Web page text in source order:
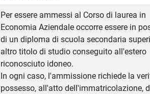
Per essere ammessi al Corso di laurea in
Economia Aziendale occorre essere in
di un diploma di scuola secondaria
altro titolo di studio conseguito all'estero
riconosciuto idoneo.
In ogni caso, l'ammissione richiede la
possesso, all'atto dell'immatricolazione,